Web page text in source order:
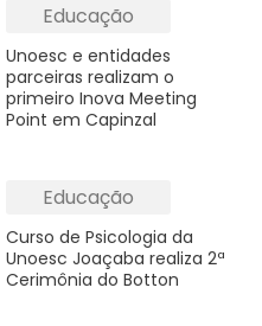
Educação
Unoesc e entidades
parceiras realizam o
primeiro Inova Meeting
Point em Capinzal
Educação
Curso de Psicologia da
Unoesc Joaçaba realiza 2ª
Cerimônia do Botton